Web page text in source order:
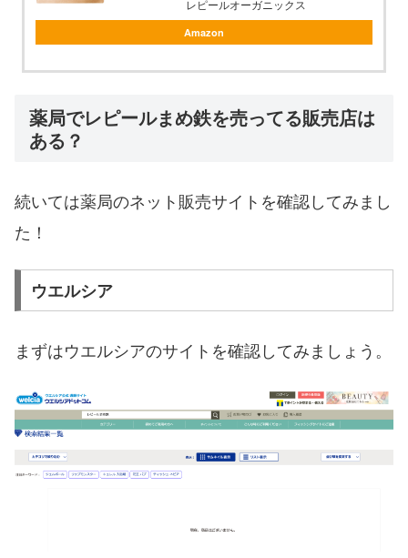
レピールオーガニックス
Amazon
薬局でレピールまめ鉄を売ってる販売店は
ある？
続いては薬局のネット販売サイトを確認してみまし
た！
ウエルシア
まずはウエルシアのサイトを確認してみましょう。